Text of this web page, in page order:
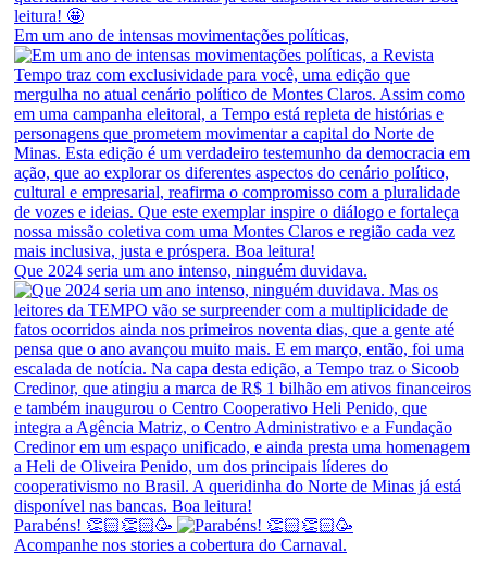
Em um ano de intensas movimentações políticas,
Que 2024 seria um ano intenso, ninguém duvidava.
Parabéns! 👏🏻👏🏻🥳
Acompanhe nos stories a cobertura do Carnaval.